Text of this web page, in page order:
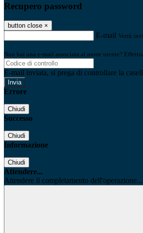
Recupero password
button close ×
E-mail Verrà
Non hai una e-mail associata al nome utente?
E-mail inviata, si prega di controllare la
Errore
Chiudi
Successo
Chiudi
Informazione
Chiudi
Attendere...
Attendere il completamento dell'operazione...